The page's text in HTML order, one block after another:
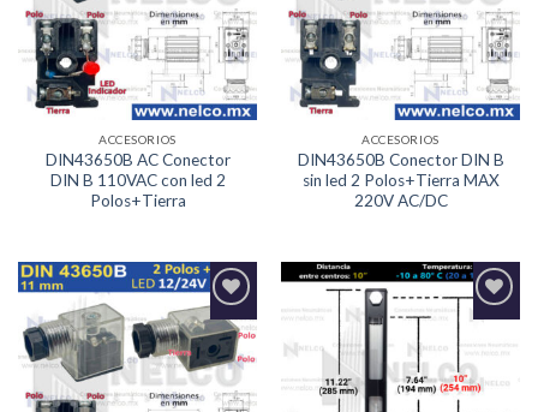
ACCESORIOS
DIN43650B AC Conector
DIN B 110VAC con led 2
Polos+Tierra
ACCESORIOS
DIN43650B Conector DIN B
sin led 2 Polos+Tierra MAX
220V AC/DC
Agregar
a la
Lista de
deseos
Agregar
Lista de
deseos